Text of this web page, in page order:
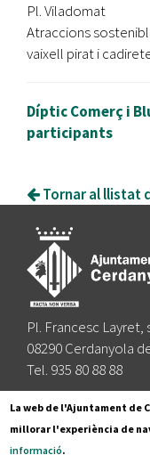
Pl. Viladomat
Atraccions
vaixell pirat i
Díptic Comerç i
participants
Tornar al llistat
Pl. Francesc Layret,
08290 Cerdanyola
Tel. 935 80 88 88
Segueix-nos a:
La web de l'Ajuntament de
millorar l'experiència de
informació.